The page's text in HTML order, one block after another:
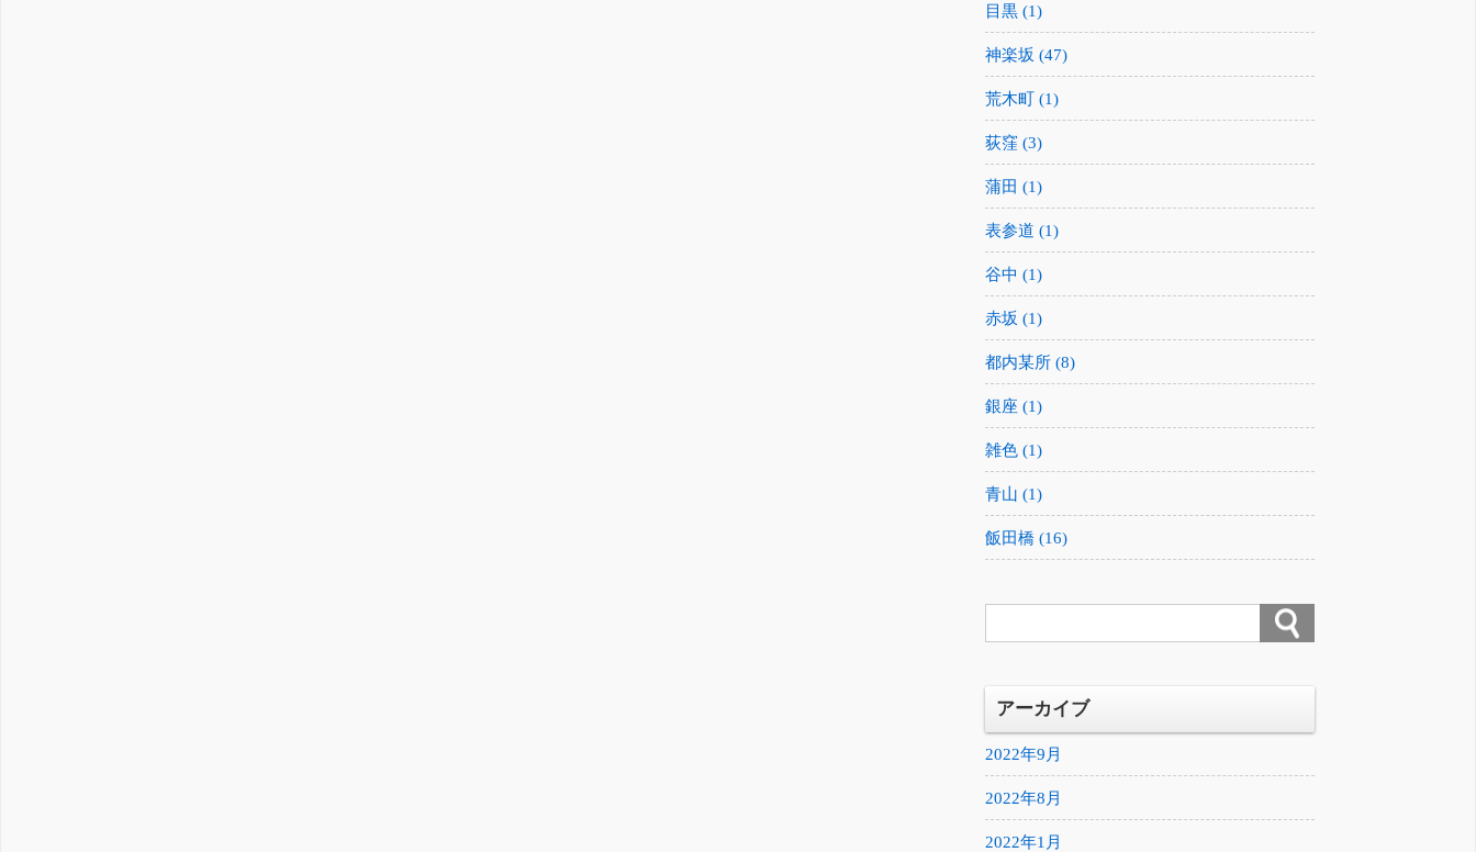
目黒 (1)
神楽坂 (47)
荒木町 (1)
荻窪 (3)
蒲田 (1)
表参道 (1)
谷中 (1)
赤坂 (1)
都内某所 (8)
銀座 (1)
雑色 (1)
青山 (1)
飯田橋 (16)
アーカイブ
2022年9月
2022年8月
2022年1月